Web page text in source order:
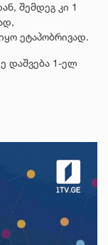
შემდეგ კი 1
ეტაპობრივად.
დაშვება 1-ელ